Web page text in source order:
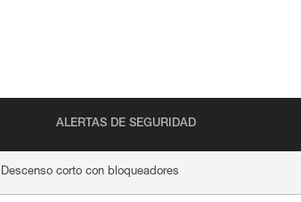
ALERTAS DE SEGURIDAD
Descenso corto con bloqueadores